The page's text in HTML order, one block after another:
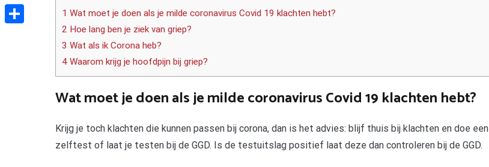
1 Wat moet je doen als je milde coronavirus Covid 19 klachten hebt?
2 Hoe lang ben je ziek van griep?
3 Wat als ik Corona heb?
4 Waarom krijg je hoofdpijn bij griep?
Wat moet je doen als je milde coronavirus Covid 19 klachten hebt?
Krijg je toch klachten die kunnen passen bij corona, dan is het advies: blijf thuis bij klachten en doe een
zelftest of laat je testen bij de GGD. Is de testuitslag positief laat deze dan controleren bij de GGD.
Telegram